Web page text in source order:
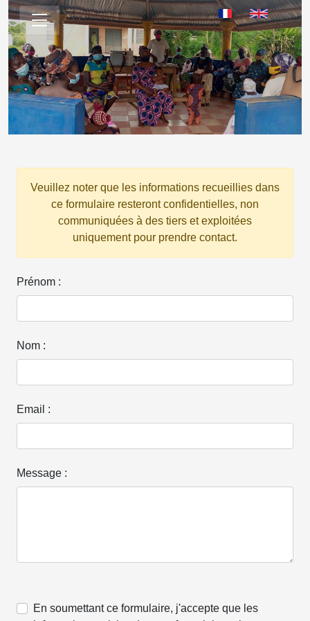
Veuillez noter que les informations recueillies dans
ce formulaire resteront confidentielles, non
communiquées à des tiers et exploitées
uniquement pour prendre contact.
Prénom :
Nom :
Email :
Message :
En soumettant ce formulaire, j'accepte que les